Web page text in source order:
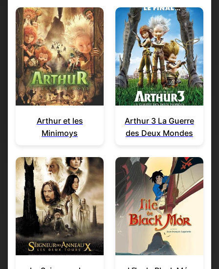
Arthur et les
Minimoys
Arthur 3 La Guerre
des Deux Mondes